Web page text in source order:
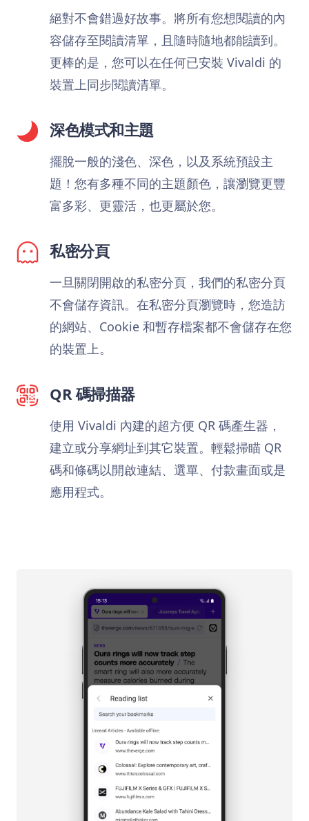
絕對不會錯過好故事。將所有您想閱讀的內
容儲存至閱讀清單，且隨時隨地都能讀到。
更棒的是，您可以在任何已安裝 Vivaldi 的
裝置上同步閱讀清單。
深色模式和主題
擺脫一般的淺色、深色，以及系統預設主
題！您有多種不同的主題顏色，讓瀏覽更豐
富多彩、更靈活，也更屬於您。
私密分頁
一旦關閉開啟的私密分頁，我們的私密分頁
不會儲存資訊。在私密分頁瀏覽時，您造訪
的網站、Cookie 和暫存檔案都不會儲存在您
的裝置上。
QR 碼掃描器
使用 Vivaldi 內建的超方便 QR 碼產生器，
建立或分享網址到其它裝置。輕鬆掃瞄 QR
碼和條碼以開啟連結、選單、付款畫面或是
應用程式。